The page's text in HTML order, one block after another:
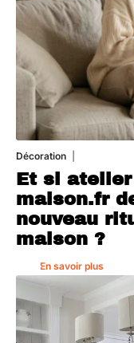
Décoration
Et si atelier
maison.fr
nouveau
maison ?
En savoir plus